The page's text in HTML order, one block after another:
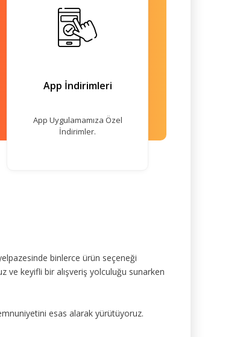
App İndirimleri
App Uygulamamıza Özel
İndirimler.
binlerce ürün seçeneği
ve keyifli bir alışveriş yolculuğu sunarken
esas alarak yürütüyoruz.